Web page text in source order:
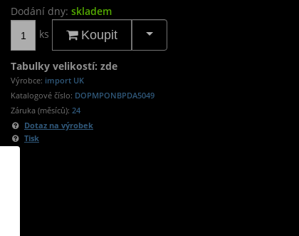
Dodání dny: skladem
ks
Koupit
Tabulky velikostí: zde
Výrobce: import UK
Katalogové číslo: DOPMPONBPDA5049
Záruka (měsíců): 24
Dotaz na výrobek
Tisk